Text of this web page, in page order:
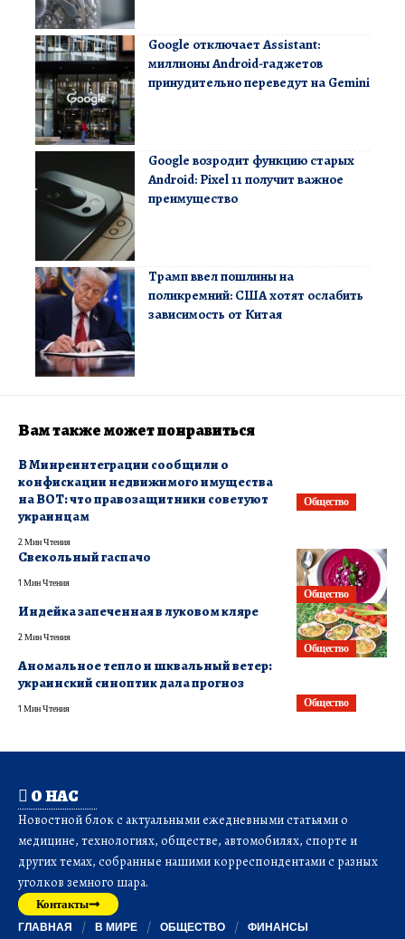
Google отключает Assistant:
миллионы Android-гаджетов
принудительно переведут на Gemini
Google возродит функцию старых
Android: Pixel 11 получит важное
преимущество
Трамп ввел пошлины на
поликремний: США хотят ослабить
зависимость от Китая
Вам также может понравиться
Общество
В Минреинтеграции сообщили о
конфискации недвижимого имущества
на ВОТ: что правозащитники советуют
украинцам
2 Мин Чтения
Общество
Свекольный гаспачо
1 Мин Чтения
Общество
Индейка запеченная в луковом кляре
2 Мин Чтения
Общество
Аномальное тепло и шквальный ветер:
украинский синоптик дала прогноз
1 Мин Чтения
О НАС
Новостной блок с актуальными ежедневными статьями о
медицине, технологиях, обществе, автомобилях, спорте и
других темах, собранные нашими корреспондентами с разных
уголков земного шара.
Контакты
ГЛАВНАЯ В МИРЕ ОБЩЕСТВО ФИНАНСЫ